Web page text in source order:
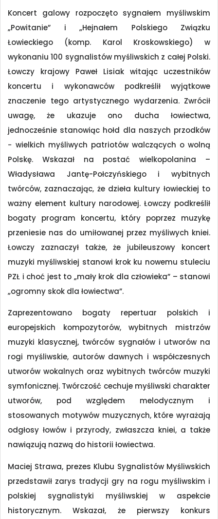
Koncert galowy rozpoczęto sygnałem myśliwskim
„Powitanie” i „Hejnałem Polskiego Związku
Łowieckiego (komp. Karol Kroskowskiego) w
wykonaniu 100 sygnalistów myśliwskich z całej Polski.
Łowczy krajowy Paweł Lisiak witając uczestników
koncertu i wykonawców podkreślił wyjątkowe
znaczenie tego artystycznego wydarzenia. Zwrócił
uwagę, że ukazuje ono ducha łowiectwa,
jednocześnie stanowiąc hołd dla naszych przodków
− wielkich myśliwych patriotów walczących o wolną
Polskę. Wskazał na postać wielkopolanina –
Władysława Jantę-Połczyńskiego i wybitnych
twórców, zaznaczając, że dzieła kultury łowieckiej to
ważny element kultury narodowej. Łowczy podkreślił
bogaty program koncertu, który poprzez muzykę
przeniesie nas do umiłowanej przez myśliwych kniei.
Łowczy zaznaczył także, że jubileuszowy koncert
muzyki myśliwskiej stanowi krok ku nowemu stuleciu
PZŁ i choć jest to „mały krok dla człowieka” – stanowi
„ogromny skok dla łowiectwa”.
Zaprezentowano bogaty repertuar polskich i
europejskich kompozytorów, wybitnych mistrzów
muzyki klasycznej, twórców sygnałów i utworów na
rogi myśliwskie, autorów dawnych i współczesnych
utworów wokalnych oraz wybitnych twórców muzyki
symfonicznej. Twórczość cechuje myśliwski charakter
utworów, pod względem melodycznym i
stosowanych motywów muzycznych, które wyrażają
odgłosy łowów i przyrody, zwłaszcza kniei, a także
nawiązują nazwą do historii łowiectwa.
Maciej Strawa, prezes Klubu Sygnalistów Myśliwskich
przedstawił zarys tradycji gry na rogu myśliwskim i
polskiej sygnalistyki myśliwskiej w aspekcie
historycznym. Wskazał, że pierwszy konkurs